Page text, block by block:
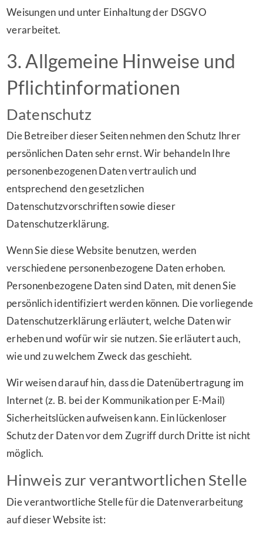
Weisungen und unter Einhaltung der DSGVO
verarbeitet.
3. Allgemeine Hinweise und
Pflicht­informationen
Datenschutz
Die Betreiber dieser Seiten nehmen den Schutz Ihrer
persönlichen Daten sehr ernst. Wir behandeln Ihre
personenbezogenen Daten vertraulich und
entsprechend den gesetzlichen
Datenschutzvorschriften sowie dieser
Datenschutzerklärung.
Wenn Sie diese Website benutzen, werden
verschiedene personenbezogene Daten erhoben.
Personenbezogene Daten sind Daten, mit denen Sie
persönlich identifiziert werden können. Die vorliegende
Datenschutzerklärung erläutert, welche Daten wir
erheben und wofür wir sie nutzen. Sie erläutert auch,
wie und zu welchem Zweck das geschieht.
Wir weisen darauf hin, dass die Datenübertragung im
Internet (z. B. bei der Kommunikation per E-Mail)
Sicherheitslücken aufweisen kann. Ein lückenloser
Schutz der Daten vor dem Zugriff durch Dritte ist nicht
möglich.
Hinweis zur verantwortlichen Stelle
Die verantwortliche Stelle für die Datenverarbeitung
auf dieser Website ist: